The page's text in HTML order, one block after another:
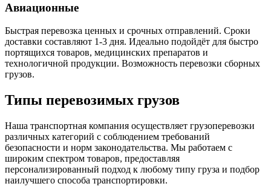
Авиационные
Быстрая перевозка ценных и срочных отправлений. Сроки
доставки составляют 1-3 дня. Идеально подойдёт для быстро
портящихся товаров, медицинских препаратов и
технологичной продукции. Возможность перевозки сборных
грузов.
Типы перевозимых грузов
Наша транспортная компания осуществляет грузоперевозки
различных категорий с соблюдением требований
безопасности и норм законодательства. Мы работаем с
широким спектром товаров, предоставляя
персонализированный подход к любому типу груза и подбор
наилучшего способа транспортировки.